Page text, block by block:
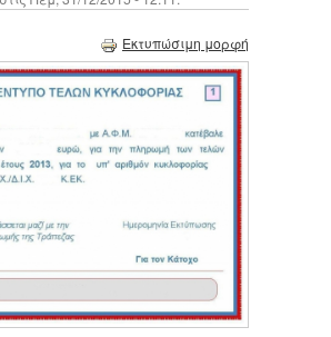
Εκτυπώσιμη μορφή